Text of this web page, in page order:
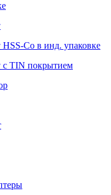
Co в инд. упаковке
с TIN покрытием